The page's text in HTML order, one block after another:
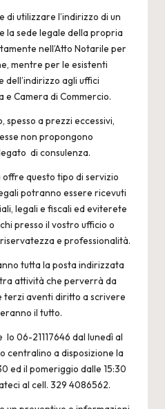
di utilizzare l’indirizzo di un
la sede legale della propria
nell’Atto Notarile per
mentre per le esistenti
dell’indirizzo agli uffici
e Camera di Commercio.
a prezzi eccessivi,
non propongono
di consulenza.
offre questo tipo di servizio
potranno essere ricevuti
legali e fiscali ed eviterete
presso il vostro ufficio o
e professionalità.
tutta la posta indirizzata
attività che perverrà da
terzi aventi diritto a scrivere
il tutto.
06-21117646 dal lunedì al
centralino a disposizione la
ed il pomeriggio dalle 15:30
al cell. 329 4086562.